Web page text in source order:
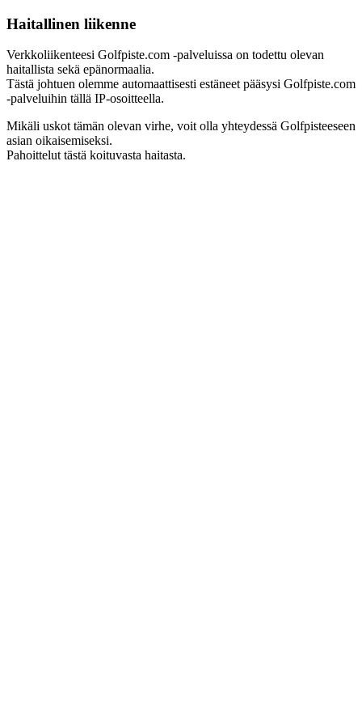
Haitallinen liikenne
Verkkoliikenteesi Golfpiste.com -palveluissa on todettu olevan
haitallista sekä epänormaalia.
Tästä johtuen olemme automaattisesti estäneet pääsysi Golfpiste.com
-palveluihin tällä IP-osoitteella.
Mikäli uskot tämän olevan virhe, voit olla yhteydessä Golfpisteeseen
asian oikaisemiseksi.
Pahoittelut tästä koituvasta haitasta.